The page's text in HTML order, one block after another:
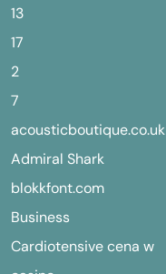
13
17
2
7
acousticboutique.co.uk
Admiral Shark
blokkfont.com
Business
Cardiotensive cena w